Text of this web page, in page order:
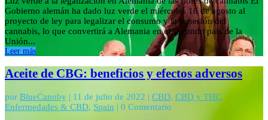
Gobierno alemán ha dado luz verde el miércoles 16 de agosto al
proyecto de ley para legalizar el consumo y la posesión del
cannabis, lo que convertirá a Alemania en el segundo país de la
Unión...
Leer más
Aceite de CBG: beneficios y efectos adversos
por BlueCanoby | 11 de julio de 2022 | CBD, CBD y THC,
Enfermedades & CBD, Spain | 0 Comentario